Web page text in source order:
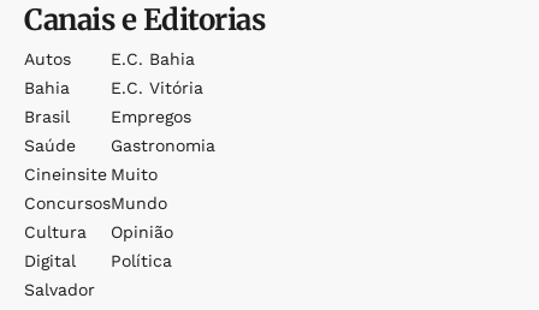
Canais e Editorias
Autos
Bahia
Brasil
Saúde
Cineinsite
Concursos
Cultura
Digital
Salvador
E.c. Bahia
E.c. Vitória
Empregos
Gastronomia
Muito
Mundo
Opinião
Política